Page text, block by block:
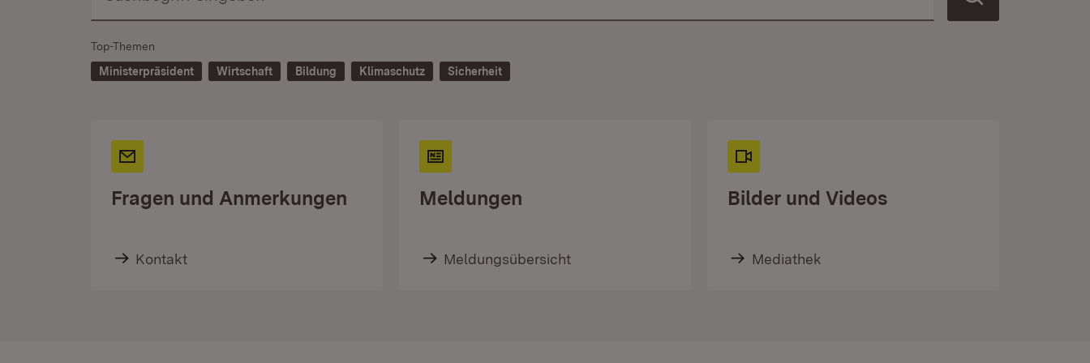
Top-Themen
Ministerpräsident
Wirtschaft Bildung Klimaschutz Sicherheit
Fragen und Anmerkungen
Kontakt
Meldungen
Meldungsübersicht
Bilder und Videos
Mediathek